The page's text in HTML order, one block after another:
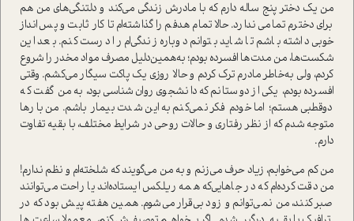
من یک دختر پنج ساله دارم که با مادرش زندگی می‌کند و دلتنگی‌های من هم
برای دخترم تمامی ندارد. حالا تمام هدفم را گذاشته‌ام تا کار ثابت و پس‌انداز
خوبی داشته باشم تا شاید بتوانم دوباره زندگی‌ام را درست کنم. بعد این
شکست‌ها، من مدت‌ها افسرده بودم؛ به‌همین‌دلیل مصرف مواد مخدر را شروع
کردم، ولی به‌خاطر مادرم ترک کردم و حالا روزی یک پاکت سیگار می‌کشم. وقتی
افسرده بودم، یکی از دوستانم که دانشجوی روان‌شناسی بود، به من گفت که
دوقطبی هستم؛ اما خودم فکر نمی‌کنم به این شدت بیمار باشم. من بارها
متوجه شدم که از نظر رفتاری و حالات روحی در شرایط مختلف، با بقیه تفاوت
دارم.
من کم می‌خوابم، زیاد حرف می‌زنم و به من می‌گویند که شلخته‌ام و نظم ندارم!
من دقت کرده‌ام که در جاهایی‌که همه ریلکس ایستاده‌اند یا راحت می‌توانند
صبر کنند، من نمی‌توانم و زود بی‌قرار می‌شوم. همین هفته پیش بود که در